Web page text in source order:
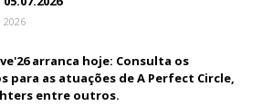
2026
arranca hoje: Consulta os
para as atuações de A Perfect Circle,
entre outros.